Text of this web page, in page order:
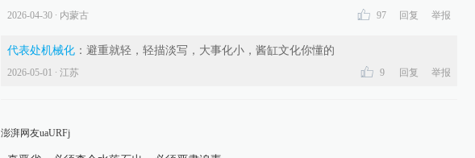
2026-04-30 ∙ 内蒙古 97 回复 举报
代表处机械化 ： 避重就轻，轻描淡写，大事化小，酱缸文化你懂的
2026-05-01 ∙ 江苏 9 回复 举报
澎湃网友uaURFj